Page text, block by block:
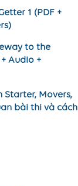
1 (PDF +
to the
Audio +
Starter, Movers,
bài thi và cách